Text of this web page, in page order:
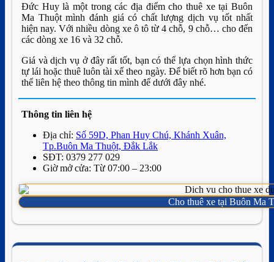
Đức Huy là một trong các địa điểm cho thuê xe tại Buôn
Ma Thuột mình đánh giá có chất lượng dịch vụ tốt nhất
hiện nay. Với nhiều dòng xe ô tô từ 4 chỗ, 9 chỗ… cho đến
các dòng xe 16 và 32 chỗ.
Giá và dịch vụ ở đây rất tốt, bạn có thể lựa chọn hình thức
tự lái hoặc thuê luôn tài xế theo ngày. Để biết rõ hơn bạn có
thể liên hệ theo thông tin mình để dưới đây nhé.
Thông tin liên hệ
Địa chỉ: Số 59D, Phan Huy Chú, Khánh Xuân,
Tp.Buôn Ma Thuột, Đắk Lắk
SĐT: 0379 277 029
Giờ mở cửa: Từ 07:00 – 23:00
Cho thuê xe tại Buôn Ma